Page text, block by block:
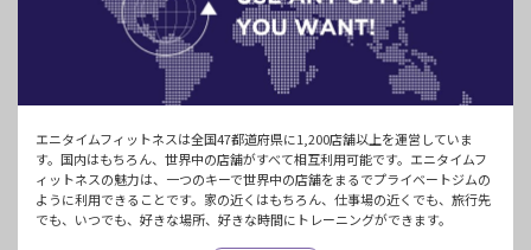
エニタイムフィットネスは全国47都道府県に1,200店舗以上を運営していま
す。国内はもちろん、世界中の店舗がすべて相互利用可能です。エニタイムフ
ィットネスの魅力は、一つのキーで世界中の店舗をまるでプライベートジムの
ように利用できることです。家の近くはもちろん、仕事場の近くでも、旅行先
でも、いつでも、好きな場所、好きな時間にトレーニングができます。